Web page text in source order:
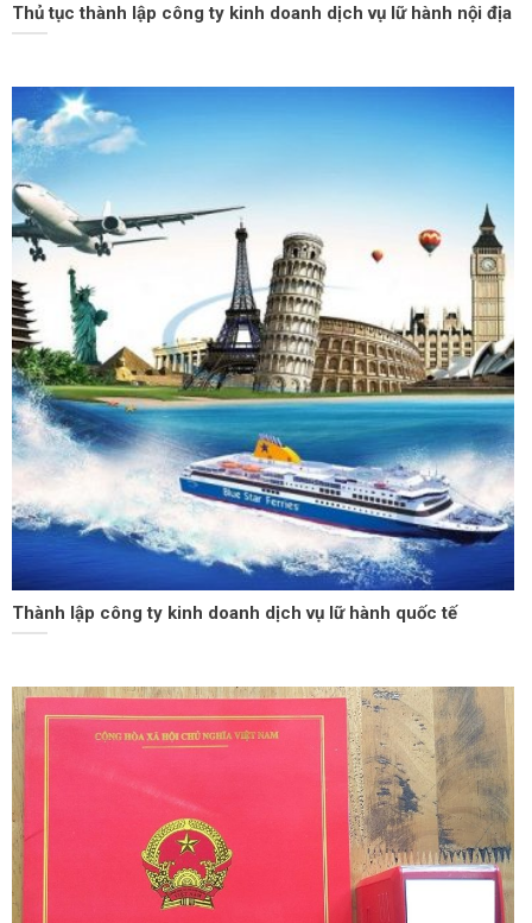
Thủ tục thành lập công ty kinh doanh dịch vụ lữ hành nội địa
Thành lập công ty kinh doanh dịch vụ lữ hành quốc tế